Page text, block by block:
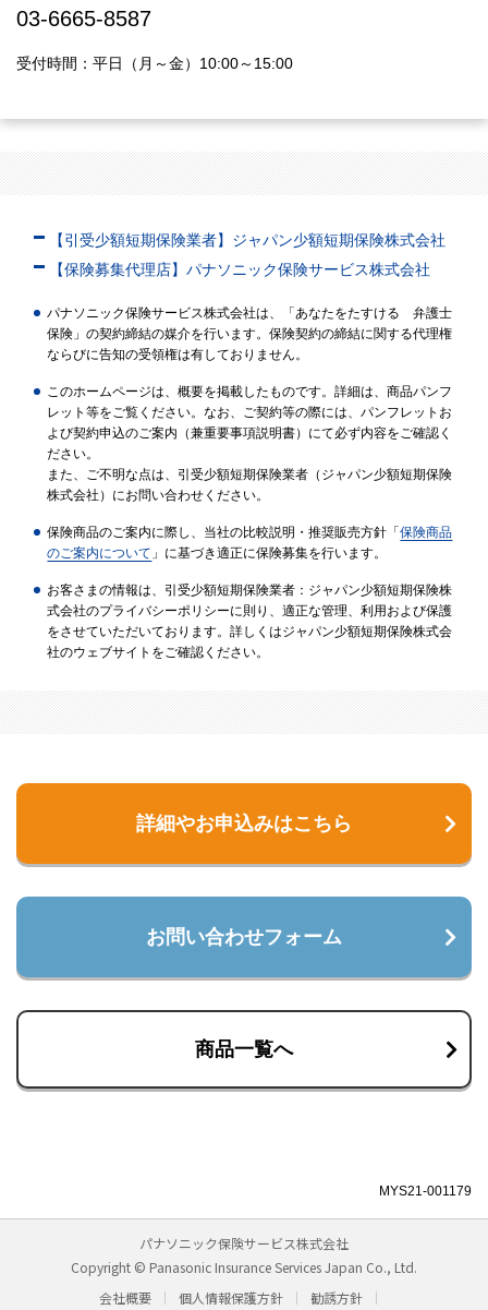
03-6665-8587
受付時間：平日（月～金）10:00～15:00
【引受少額短期保険業者】ジャパン少額短期保険株式会社
【保険募集代理店】パナソニック保険サービス株式会社
パナソニック保険サービス株式会社は、「あなたをたすける 弁護士
保険」の契約締結の媒介を行います。保険契約の締結に関する代理権
ならびに告知の受領権は有しておりません。
このホームページは、概要を掲載したものです。詳細は、商品パンフ
レット等をご覧ください。なお、ご契約等の際には、パンフレットお
よび契約申込のご案内（兼重要事項説明書）にて必ず内容をご確認く
ださい。
また、ご不明な点は、引受少額短期保険業者（ジャパン少額短期保険
株式会社）にお問い合わせください。
保険商品のご案内に際し、当社の比較説明・推奨販売方針「保険商品
のご案内について 」に基づき適正に保険募集を行います。
お客さまの情報は、引受少額短期保険業者：ジャパン少額短期保険株
式会社のプライバシーポリシーに則り、適正な管理、利用および保護
をさせていただいております。詳しくはジャパン少額短期保険株式会
社のウェブサイトをご確認ください。
詳細やお申込みはこちら
お問い合わせフォーム
商品一覧へ
MYS21-001179
パナソニック保険サービス株式会社
Copyright © Panasonic Insurance Services Japan Co., Ltd.
会社概要
個人情報保護方針 勧誘方針